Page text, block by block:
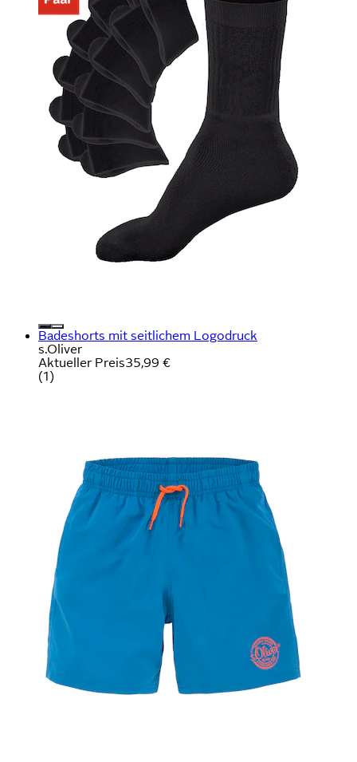
Badeshorts mit seitlichem Logodruck
s.Oliver
Aktueller Preis35,99 €
(1)